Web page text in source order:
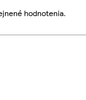
hodnotenia.